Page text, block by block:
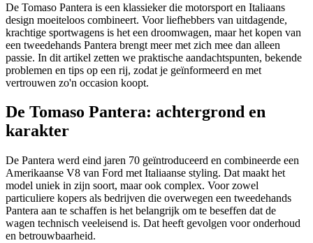
De Tomaso Pantera is een klassieker die motorsport en Italiaans
design moeiteloos combineert. Voor liefhebbers van uitdagende,
krachtige sportwagens is het een droomwagen, maar het kopen van
een tweedehands Pantera brengt meer met zich mee dan alleen
passie. In dit artikel zetten we praktische aandachtspunten, bekende
problemen en tips op een rij, zodat je geïnformeerd en met
vertrouwen zo'n occasion koopt.
De Tomaso Pantera: achtergrond en
karakter
De Pantera werd eind jaren 70 geïntroduceerd en combineerde een
Amerikaanse V8 van Ford met Italiaanse styling. Dat maakt het
model uniek in zijn soort, maar ook complex. Voor zowel
particuliere kopers als bedrijven die overwegen een tweedehands
Pantera aan te schaffen is het belangrijk om te beseffen dat de
wagen technisch veeleisend is. Dat heeft gevolgen voor onderhoud
en betrouwbaarheid.